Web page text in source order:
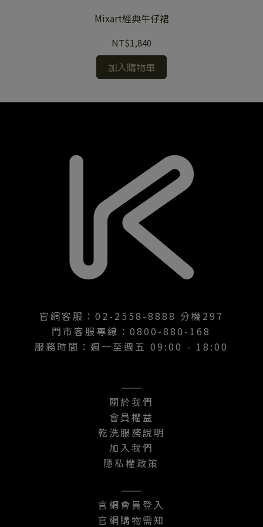
Mixart經典牛仔裙
NT$1,840
加入購物車
官網客服：02-2558-8888 分機297
門市客服專線：0800-880-168
服務時間：週一至週五 09:00 - 18:00
———
關於我們
會員權益
乾洗服務說明
加入我們
隱私權政策
———
官網會員登入
官網購物需知